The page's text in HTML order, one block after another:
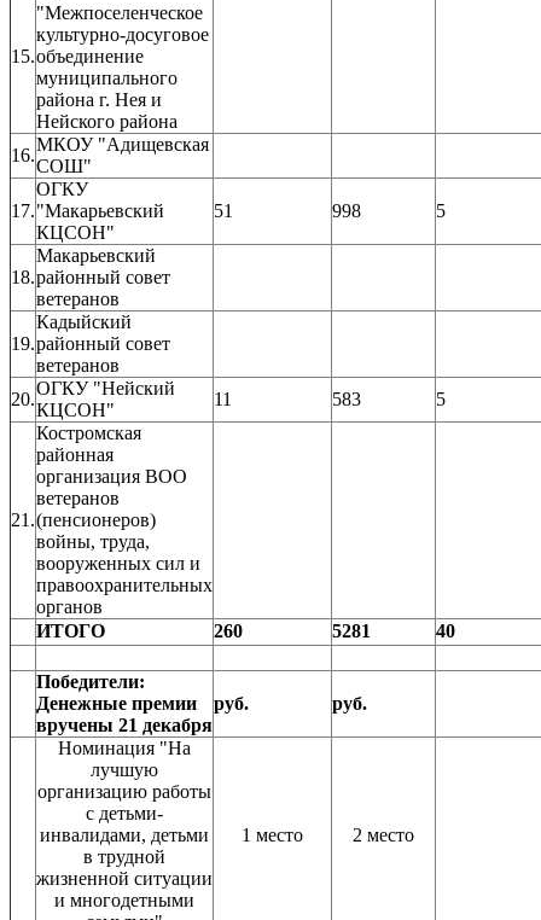
15.
"Межпоселенческое
культурно-досуговое
объединение
муниципального
района г. Нея и
Нейского района
16.
МКОУ "Адищевская
СОШ"
17.
ОГКУ
"Макарьевский
КЦСОН"
51 998 5
18.
Макарьевский
районный совет
ветеранов
19.
Кадыйский
районный совет
ветеранов
20.
ОГКУ "Нейский
КЦСОН"
11 583 5
21.
Костромская
районная
организация ВОО
ветеранов
(пенсионеров)
войны, труда,
вооруженных сил и
правоохранительных
органов
ИТОГО
260 5281 40
Победители:
Денежные премии
вручены 21 декабря
руб. руб.
Номинация "На
лучшую
организацию работы
с детьми-
инвалидами, детьми
в трудной
жизненной ситуации
и многодетными
1 место 2 место